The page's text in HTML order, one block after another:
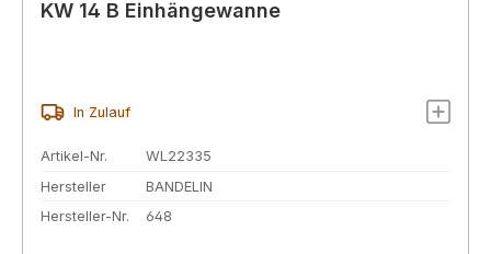
KW 14 B Einhängewanne
In Zulauf
Artikel-Nr.
WL22335
Hersteller
BANDELIN
Hersteller-Nr.
648